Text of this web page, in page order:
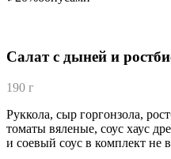
Салат с дыней и
190 г
Руккола, сыр горгонзола,
томаты вяленые, соус хаус
и соевый соус в комплект не